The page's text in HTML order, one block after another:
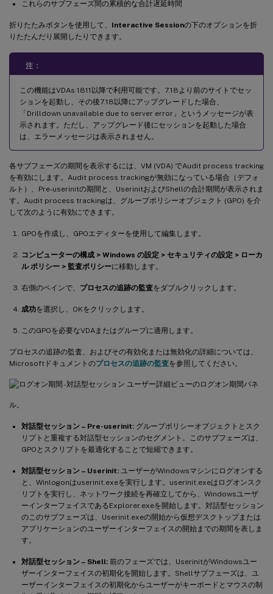
これらのサブフェーズ間の累積的な合計遅延時間
折りたたみボタンを使用して、 Interactive Sessionの下のオプションを折
りたたんだり展開したりできます。
注：
この機能はVDAs 1811以降で利用可能です。7.18より前のサイトでセッ
ションを起動し、その後7.18以降にアップグレードした場合、
「Drilldown unavailable due to server error」というメッセージが表
示されます。ただし、アップグレード後にセッションを起動した場合
は、エラーメッセージは表示されません。
各サブフェーズの期間を表示するには、VM (VDA) でAudit process tracking
を有効にします。Audit process trackingが無効になっている場合（デフォ
ルト）、Pre-userinitの期間と、UserinitおよびShellの合計期間が表示されま
す。Audit process trackingは、グループポリシーオブジェクト (GPO) を介
して次のように有効にできます。
GPOを作成し、GPOエディターを使用して編集します。
コンピューターの構成 > Windows の設定 > セキュリティの設定 > ローカ
ル ポリシー > 監査ポリシーに移動します。
右側のペインで、 プロセスの追跡の監査をダブルクリックします。
成功を選択し、OKをクリックします。
このGPOを必要なVDAまたはグループに適用します。
プロセスの追跡の監査、およびその有効化または無効化の詳細については、
Microsoftドキュメントのプロセスの追跡の監査を参照してください。
ユーザー詳細ビューのログオン期間パネ
ル。
対話型セッション – Pre-userinit: グループポリシーオブジェクトとスク
リプトと重複する対話型セッションのセグメント。このサブフェーズは、
GPOとスクリプトを最適化することで短縮できます。
対話型セッション – Userinit: ユーザーがWindowsマシンにログオンする
と、Winlogonはuserinit.exeを実行します。userinit.exeはログオンスク
リプトを実行し、ネットワーク接続を再確立してから、Windowsユーザ
ーインターフェイスであるExplorer.exeを開始します。対話型セッション
のこのサブフェーズは、Userinit.exeの開始から仮想デスクトップまたは
アプリケーションのユーザーインターフェイスの開始までの期間を表しま
す。
対話型セッション – Shell: 前のフェーズでは、UserinitがWindowsユー
ザーインターフェイスの初期化を開始します。Shellサブフェーズは、ユ
ーザーインターフェイスの初期化からユーザーがキーボードとマウスの制